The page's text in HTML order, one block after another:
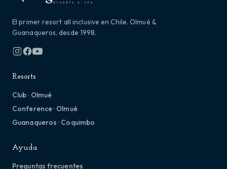
El primer resort all inclusive en Chile. Olmué &
Guanaqueros, desde 1998.
Resorts
Club · Olmué
Conference · Olmué
Guanaqueros · Coquimbo
Ayuda
Preguntas frecuentes